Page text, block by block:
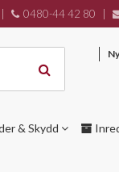
0480-44 42 80
& Skydd